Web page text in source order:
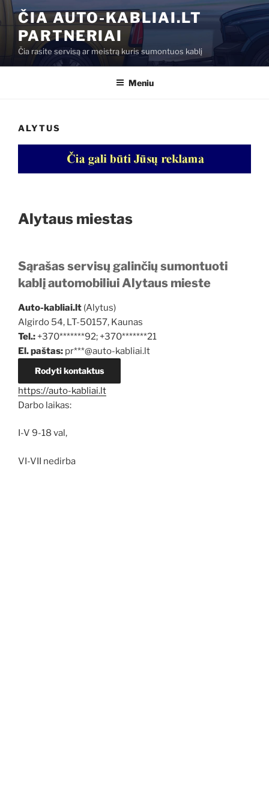
Eiti
prie
turinio
ČIA AUTO-KABLIAI.LT
PARTNERIAI
Čia rasite servisą ar meistrą kuris sumontuos kablį
Meniu
ALYTUS
Alytaus miestas
Sąrašas servisų galinčių sumontuoti
kablį automobiliui Alytaus mieste
Auto-kabliai.lt (Alytus)
Algirdo 54, LT-50157, Kaunas
Tel.: +370*******92; +370*******21
El. paštas: pr***@auto-kabliai.lt
Rodyti kontaktus
https://auto-kabliai.lt
Darbo laikas:
I-V 9-18 val,
VI-VII nedirba